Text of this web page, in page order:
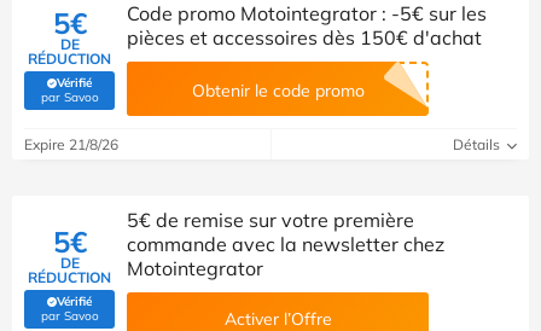
5€
DE
RÉDUCTION
Vérifié
par Savoo(Vérifié par Savoo)
Code promo Motointegrator : -5€ sur les
pièces et accessoires dès 150€ d'achat
Obtenir le code promo
Expire 21/8/26 Détails
5€
DE
RÉDUCTION
Vérifié
par Savoo(Vérifié par Savoo)
5€ de remise sur votre première
commande avec la newsletter chez
Motointegrator
Activer l’Offre